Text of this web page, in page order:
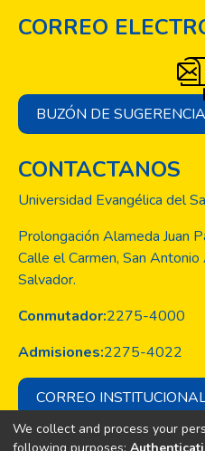
CORREO
BUZÓN DE
CONTACTANOS
Universidad Evangélica del
Prolongación Alameda Juan
Calle el Carmen, San
Salvador.
Conmutador:2275-4000
Admisiones:2275-4022
CORREO
We collect and process your